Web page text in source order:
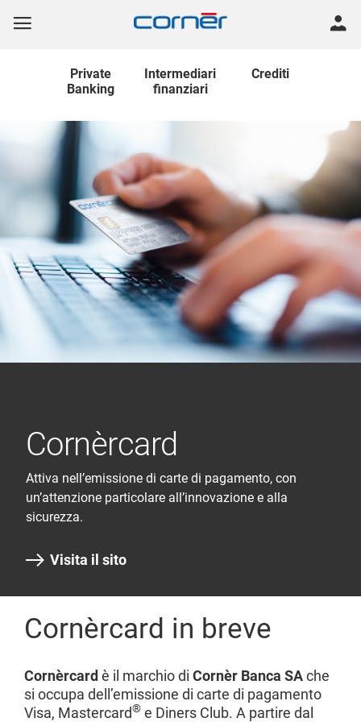
Private
Banking
Intermediari
finanziari
Crediti
Cornèrcard
Attiva nell’emissione di carte di pagamento, con
un’attenzione particolare all’innovazione e alla
sicurezza.
Visita il sito
Cornèrcard in breve
Cornèrcard è il marchio di Cornèr Banca SAche
si occupa dell’emissione di carte di pagamento
Visa, Mastercard® e Diners Club. A partire dal